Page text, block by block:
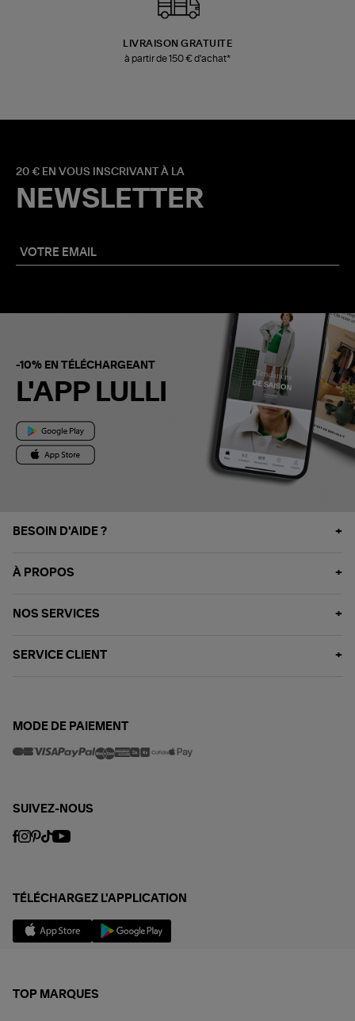
LIVRAISON GRATUITE
à partir de 150 € d'achat*
20 € EN VOUS INSCRIVANT À LA
NEWSLETTER
-10% EN TÉLÉCHARGEANT
L'APP LULLI
BESOIN D'AIDE ?
À PROPOS
NOS SERVICES
SERVICE CLIENT
MODE DE PAIEMENT
SUIVEZ-NOUS
TÉLÉCHARGEZ L'APPLICATION
TOP MARQUES